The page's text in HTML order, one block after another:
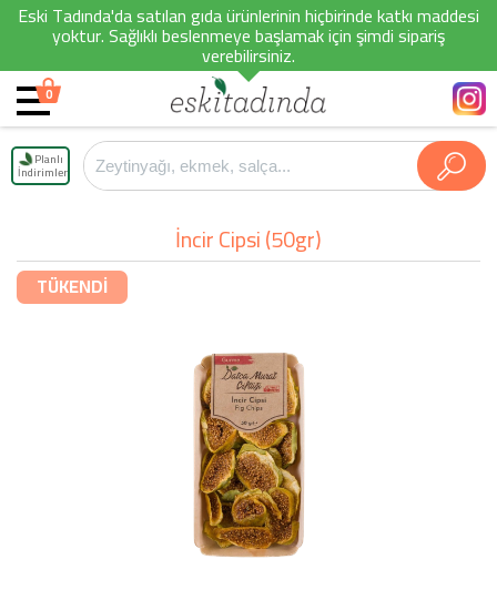
Eski Tadında'da satılan gıda ürünlerinin hiçbirinde katkı maddesi
yoktur. Sağlıklı beslenmeye başlamak için şimdi sipariş
verebilirsiniz.
0
Planlı
İndirimler
İncir Cipsi (50gr)
TÜKENDİ